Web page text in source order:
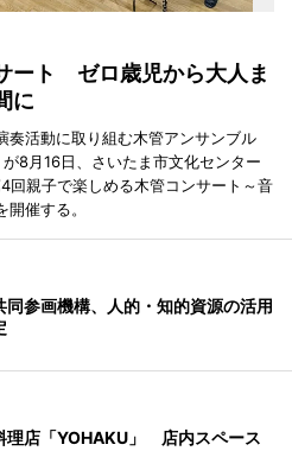
ート ゼロ歳児から大人ま
に
奏活動に取り組む木管アンサンブル
8月16日、さいたま市文化センター
回親子で楽しめる木管コンサート～音
催する。
同参画機構、人的・知的資源の活用
理店「YOHAKU」 店内スペース